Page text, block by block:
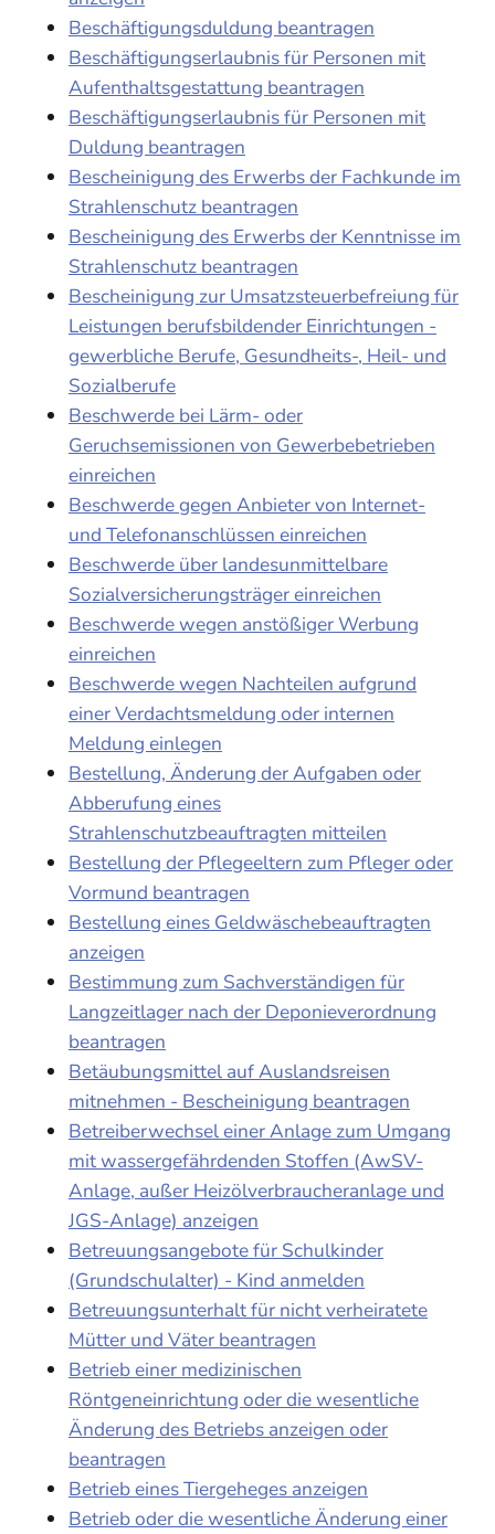
Beschäftigungsduldung beantragen
Beschäftigungserlaubnis für Personen mit
Aufenthaltsgestattung beantragen
Beschäftigungserlaubnis für Personen mit
Duldung beantragen
Bescheinigung des Erwerbs der Fachkunde im
Strahlenschutz beantragen
Bescheinigung des Erwerbs der Kenntnisse im
Strahlenschutz beantragen
Bescheinigung zur Umsatzsteuerbefreiung für
Leistungen berufsbildender Einrichtungen -
gewerbliche Berufe, Gesundheits-, Heil- und
Sozialberufe
Beschwerde bei Lärm- oder
Geruchsemissionen von Gewerbebetrieben
einreichen
Beschwerde gegen Anbieter von Internet-
und Telefonanschlüssen einreichen
Beschwerde über landesunmittelbare
Sozialversicherungsträger einreichen
Beschwerde wegen anstößiger Werbung
einreichen
Beschwerde wegen Nachteilen aufgrund
einer Verdachtsmeldung oder internen
Meldung einlegen
Bestellung, Änderung der Aufgaben oder
Abberufung eines
Strahlenschutzbeauftragten mitteilen
Bestellung der Pflegeeltern zum Pfleger oder
Vormund beantragen
Bestellung eines Geldwäschebeauftragten
anzeigen
Bestimmung zum Sachverständigen für
Langzeitlager nach der Deponieverordnung
beantragen
Betäubungsmittel auf Auslandsreisen
mitnehmen - Bescheinigung beantragen
Betreiberwechsel einer Anlage zum Umgang
mit wassergefährdenden Stoffen (AwSV-
Anlage, außer Heizölverbraucheranlage und
JGS-Anlage) anzeigen
Betreuungsangebote für Schulkinder
(Grundschulalter) - Kind anmelden
Betreuungsunterhalt für nicht verheiratete
Mütter und Väter beantragen
Betrieb einer medizinischen
Röntgeneinrichtung oder die wesentliche
Änderung des Betriebs anzeigen oder
beantragen
Betrieb eines Tiergeheges anzeigen
Betrieb oder die wesentliche Änderung einer